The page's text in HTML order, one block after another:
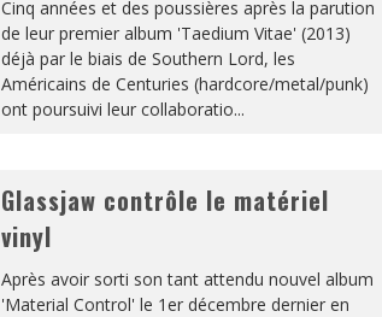
Cinq années et des poussières après la parution
de leur premier album 'Taedium Vitae' (2013)
déjà par le biais de Southern Lord, les
Américains de Centuries (hardcore/metal/punk)
ont poursuivi leur collaboratio...
Glassjaw contrôle le matériel
vinyl
Après avoir sorti son tant attendu nouvel album
'Material Control' le 1er décembre dernier en